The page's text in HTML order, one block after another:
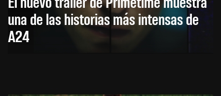
una de las historias más intensas de
A24